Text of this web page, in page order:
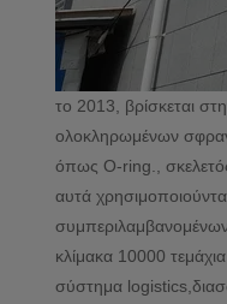
το 2013, βρίσκεται
ολοκληρωμένων
όπως O-ring.,
αυτά
συμπεριλαμβανομένων
κλίμακα 10000
σύστημα